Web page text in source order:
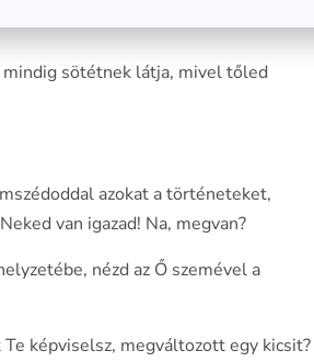
mindig sötétnek látja, mivel tőled
azokat a történeteket,
van igazad! Na, megvan?
nézd az Ő szemével a
Te képviselsz, megváltozott egy kicsit?